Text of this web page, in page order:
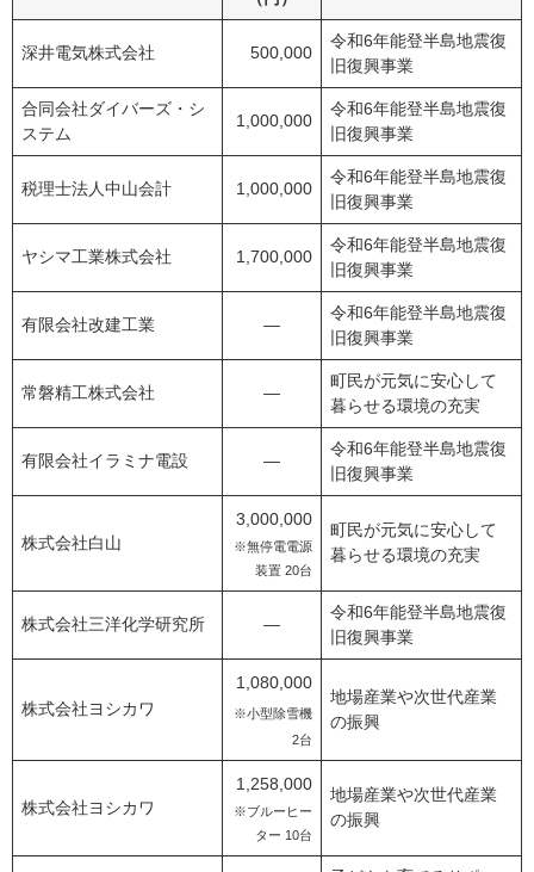
深井電気株式会社 500,000
令和6年能登半島地震復
旧復興事業
合同会社ダイバーズ・シ
ステム
1,000,000
令和6年能登半島地震復
旧復興事業
税理士法人中山会計 1,000,000
令和6年能登半島地震復
旧復興事業
ヤシマ工業株式会社 1,700,000
令和6年能登半島地震復
旧復興事業
有限会社改建工業 ―
令和6年能登半島地震復
旧復興事業
常磐精工株式会社 ―
町民が元気に安心して
暮らせる環境の充実
有限会社イラミナ電設 ―
令和6年能登半島地震復
旧復興事業
株式会社白山
3,000,000
※無停電電源
装置 20台
町民が元気に安心して
暮らせる環境の充実
株式会社三洋化学研究所 ―
令和6年能登半島地震復
旧復興事業
株式会社ヨシカワ
1,080,000
※小型除雪機
2台
地場産業や次世代産業
の振興
株式会社ヨシカワ
1,258,000
※ブルーヒー
ター 10台
地場産業や次世代産業
の振興